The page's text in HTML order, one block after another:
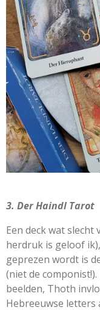
3. Der Haindl Tarot
Een deck wat
herdruk is geloof
geprezen wordt is
(niet de
beelden, Thoth
Hebreeuwse letters